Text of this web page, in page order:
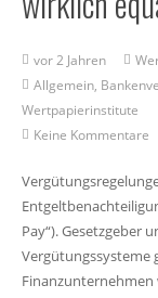
vor 2 Jahren
Allgemein
Wertpapierinstitute
Keine Kommentare
Pay“). Gesetzgeber
Vergütungssysteme
Finanzunternehmen